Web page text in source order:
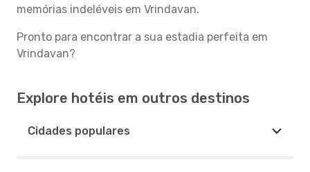
memórias indeléveis em Vrindavan.
Pronto para encontrar a sua estadia perfeita em
Vrindavan?
Explore hotéis em outros destinos
Cidades populares